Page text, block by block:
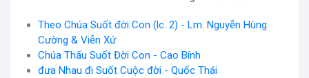
Theo Chúa Suốt đời Con (lc. 2) - Lm. Nguyễn Hùng
Cường & Viễn Xứ
Chúa Thấu Suốt Đời Con - Cao Bính
đưa Nhau đi Suốt Cuộc đời - Quốc Thái